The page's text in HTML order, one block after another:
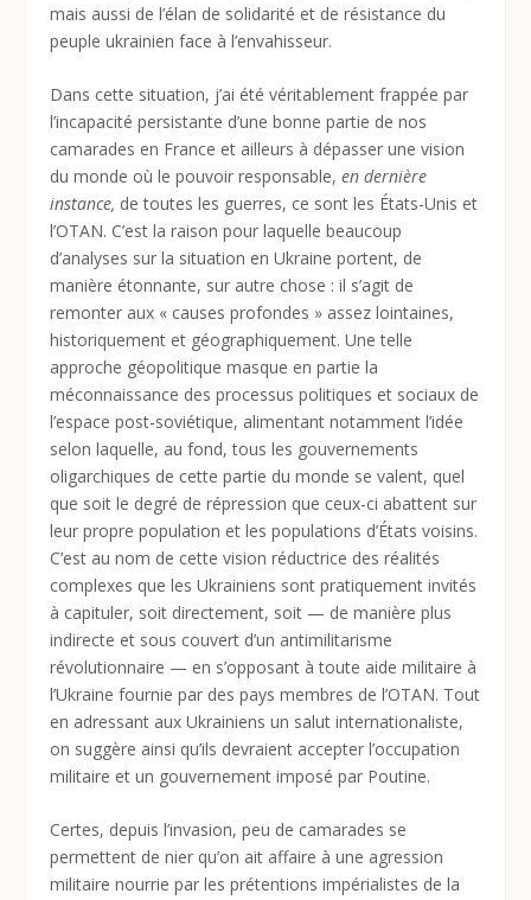
mais aussi de l’élan de solidarité et de résistance du
peuple ukrainien face à l’envahisseur.
Dans cette situation, j’ai été véritablement frappée par
l’incapacité persistante d’une bonne partie de nos
camarades en France et ailleurs à dépasser une vision
du monde où le pouvoir responsable,en dernière
instance, de toutes les guerres, ce sont les États-Unis et
l’OTAN. C’est la raison pour laquelle beaucoup
d’analyses sur la situation en Ukraine portent, de
manière étonnante, sur autre chose : il s’agit de
remonter aux « causes profondes » assez lointaines,
historiquement et géographiquement. Une telle
approche géopolitique masque en partie la
méconnaissance des processus politiques et sociaux de
l’espace post-soviétique, alimentant notamment l’idée
selon laquelle, au fond, tous les gouvernements
oligarchiques de cette partie du monde se valent, quel
que soit le degré de répression que ceux-ci abattent sur
leur propre population et les populations d’États voisins.
C’est au nom de cette vision réductrice des réalités
complexes que les Ukrainiens sont pratiquement invités
à capituler, soit directement, soit — de manière plus
indirecte et sous couvert d’un antimilitarisme
révolutionnaire — en s’opposant à toute aide militaire à
l’Ukraine fournie par des pays membres de l’OTAN. Tout
en adressant aux Ukrainiens un salut internationaliste,
on suggère ainsi qu’ils devraient accepter l’occupation
militaire et un gouvernement imposé par Poutine.
Certes, depuis l’invasion, peu de camarades se
permettent de nier qu’on ait affaire à une agression
militaire nourrie par les prétentions impérialistes de la